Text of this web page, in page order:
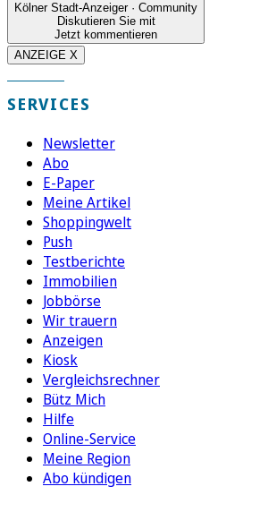
Kölner Stadt-Anzeiger · Community
Diskutieren Sie mit
Jetzt kommentieren
ANZEIGE X
SERVICES
Newsletter
Abo
E-Paper
Meine Artikel
Shoppingwelt
Push
Testberichte
Immobilien
Jobbörse
Wir trauern
Anzeigen
Kiosk
Vergleichsrechner
Bütz Mich
Hilfe
Online-Service
Meine Region
Abo kündigen